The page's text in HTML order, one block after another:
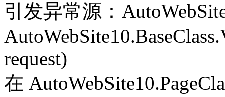
引发异常源：
request)
在